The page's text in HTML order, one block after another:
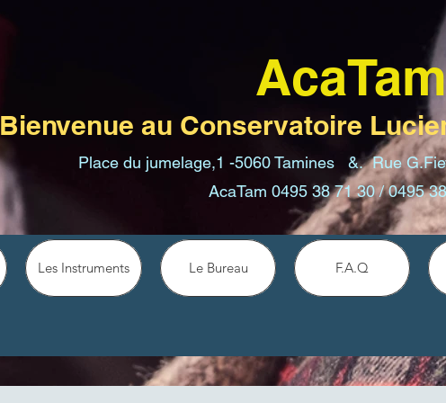
AcaTam
Bienvenue au Conservatoire
Place du jumelage,1 -5060 Tamines &. Rue
AcaTam 0495 38 71 30 / 0495
Les Instruments Le Bureau F.A.Q